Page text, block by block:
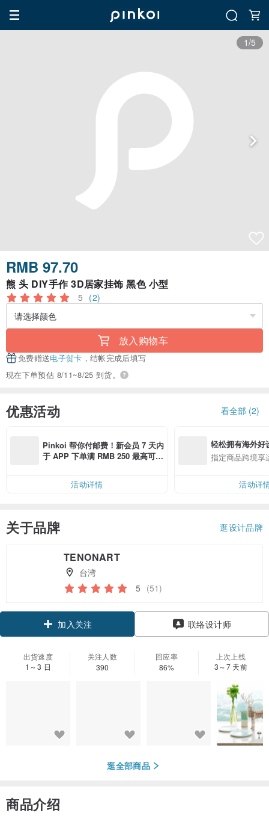
1/5
RMB 97.70
熊 头 DIY手作 3D居家挂饰 黑色 小型
5 (2)
放入购物车
免费赠送电子贺卡 ，结帐完成后填写
现在下单预估 8/11~8/25 到货。
优惠活动 看全部 (2)
Pinkoi 帮你付邮费！新会员 7 天内
于 APP 下单满 RMB 250 最高可折
活动详情
轻松拥有海外好
指定商品跨境享
活动详
关于品牌 逛设计品牌
TENONART
台湾
5 (51)
加入关注 联络设计师
出货速度
1～3 日
关注人数
390
回应率
86%
上次上线
3～7 天前
逛全部商品
商品介绍